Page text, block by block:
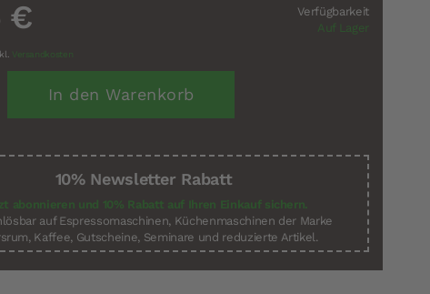
Verfügbarkeit
Auf Lager
€
Versandkosten
In den Warenkorb
10% Newsletter Rabatt
abonnieren und 10% Rabatt auf Ihren Einkauf sichern.
auf Espressomaschinen, Küchenmaschinen der Marke
Kaffee, Gutscheine, Seminare und reduzierte Artikel.